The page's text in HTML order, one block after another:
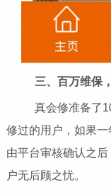
三、百万维保，
真会修准备了
修过的用户，如果
由平台审核确认之
户无后顾之忧。